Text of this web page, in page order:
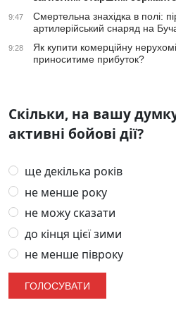
9:47
Смертельна знахідка в полі:
артилерійський снаряд на
9:28
Як купити комерційну
приноситиме прибуток?
Скільки, на вашу
активні бойові дії?
ще декілька років
не менше року
не можу сказати
до кінця цієї зими
не менше півроку